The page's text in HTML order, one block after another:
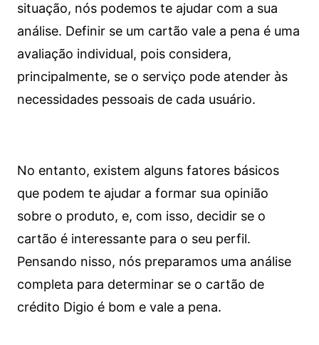
situação, nós podemos te ajudar com a sua
análise. Definir se um cartão vale a pena é uma
avaliação individual, pois considera,
principalmente, se o serviço pode atender às
necessidades pessoais de cada usuário.
No entanto, existem alguns fatores básicos
que podem te ajudar a formar sua opinião
sobre o produto, e, com isso, decidir se o
cartão é interessante para o seu perfil.
Pensando nisso, nós preparamos uma análise
completa para determinar se o cartão de
crédito Digio é bom e vale a pena.